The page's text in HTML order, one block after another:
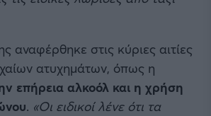
αναφέρθηκε στις κύριες αιτίες
ατυχημάτων, όπως η
επήρεια αλκοόλ και η χρήση
. «Οι ειδικοί λένε ότι τα